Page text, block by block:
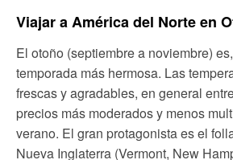
Viajar a América del Norte en
El otoño (septiembre a noviembre)
temporada más hermosa. Las
frescas y agradables, en general
precios más moderados y menos
verano. El gran protagonista es el
Nueva Inglaterra (Vermont, New